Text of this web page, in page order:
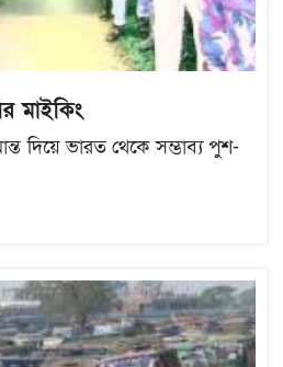
মাইকিং
দিয়ে ভারত থেকে সম্ভাব্য পুশ-